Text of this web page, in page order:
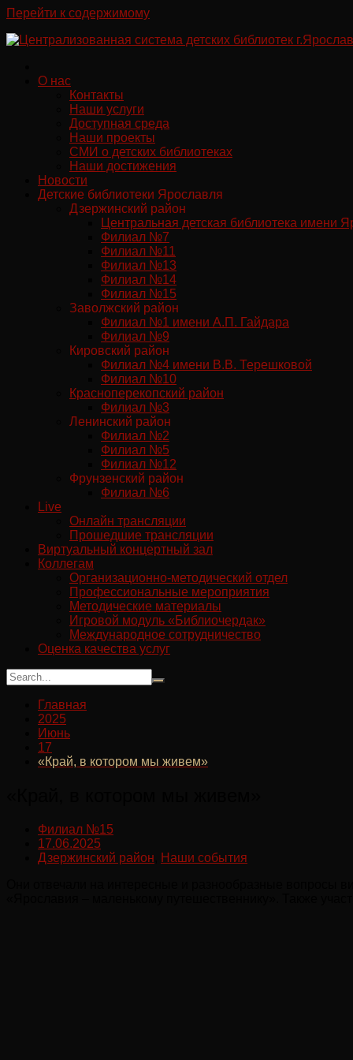
Перейти к содержимому
О нас
Контакты
Наши услуги
Доступная среда
Наши проекты
СМИ о детских библиотеках
Наши достижения
Новости
Детские библиотеки Ярославля
Дзержинский район
Центральная детская библиотека имени
Филиал №7
Филиал №11
Филиал №13
Филиал №14
Филиал №15
Заволжский район
Филиал №1 имени А.П. Гайдара
Филиал №9
Кировский район
Филиал №4 имени В.В. Терешковой
Филиал №10
Красноперекопский район
Филиал №3
Ленинский район
Филиал №2
Филиал №5
Филиал №12
Фрунзенский район
Филиал №6
Live
Онлайн трансляции
Прошедшие трансляции
Виртуальный концертный зал
Коллегам
Организационно-методический отдел
Профессиональные мероприятия
Методические материалы
Игровой модуль «Библиочердак»
Международное сотрудничество
Оценка качества услуг
Главная
2025
Июнь
17
«Край, в котором мы живем»
Филиал №15
17.06.2025
Дзержинский район
Наши события